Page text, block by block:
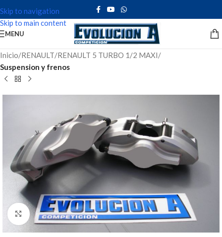
Skip to navigation
Skip to main content
MENU
Inicio RENAULT RENAULT 5 TURBO 1/2 MAXI
Suspension y frenos
Click to enlarge